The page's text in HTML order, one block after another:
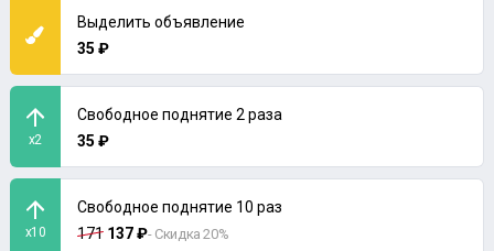
Выделить объявление
35 ₽
x2
Свободное поднятие 2 раза
35 ₽
x10
Свободное поднятие 10 раз
171 137 ₽- Скидка 20%